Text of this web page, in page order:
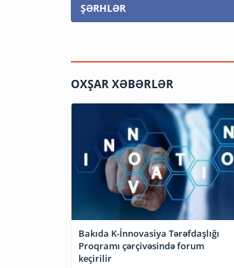
ŞƏRHLƏR
OXŞAR XƏBƏRLƏR
Bakıda K-İnnovasiya Tərəfdaşlığı
Proqramı çərçivəsində forum
keçirilir